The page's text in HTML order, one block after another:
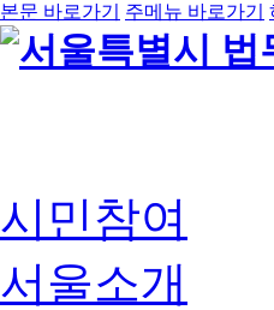
본문 바로가기 주메뉴 바로가기
시민참여
서울소개